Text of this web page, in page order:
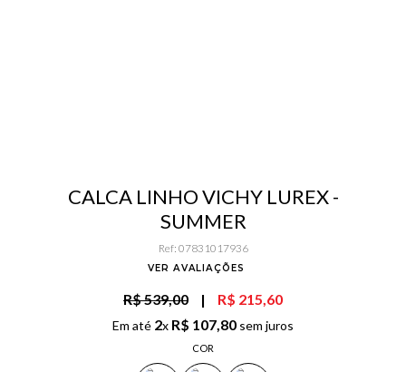
CALCA LINHO VICHY LUREX -
SUMMER
Ref: 07831017936
VER AVALIAÇÕES
R$ 539,00 | R$ 215,60
Em até 2x R$ 107,80 sem juros
COR